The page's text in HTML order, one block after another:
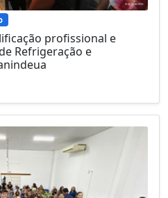
profissional e
Refrigeração e